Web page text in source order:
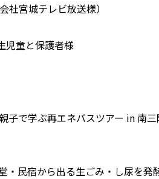
社宮城テレビ放送様）
児童と保護者様
子で学ぶ再エネバスツアー in 南
・民宿から出る生ごみ・し尿を